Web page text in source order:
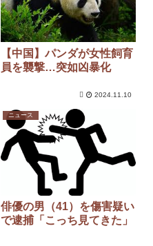
【中国】パンダが女性飼育
員を襲撃…突如凶暴化
2024.11.10
ニュース
俳優の男（41）を傷害疑い
で逮捕「こっち見てきた」